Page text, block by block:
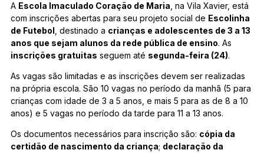
A Escola Imaculado Coração de Maria , na Vila Xavier, está
com inscrições abertas para seu projeto social de Escolinha
de Futebol , destinado a crianças e adolescentes de 3 a 13
anos que sejam alunos da rede pública de ensino. As
inscrições gratuitas seguem até segunda-feira (24).
As vagas são limitadas e as inscrições devem ser realizadas
na própria escola. São 10 vagas no período da manhã (5 para
crianças com idade de 3 a 5 anos, e mais 5 para as de 8 a 10
anos) e 5 vagas no período da tarde para 11 a 13 anos.
Os documentos necessários para inscrição são: cópia da
certidão de nascimento da criança; declaração da